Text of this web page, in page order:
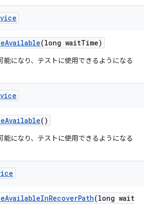
Available(long waitTime)
能になり、テストに使用できるようになる
Available()
能になり、テストに使用できるようになる
AvailableInRecoverPath(long wait